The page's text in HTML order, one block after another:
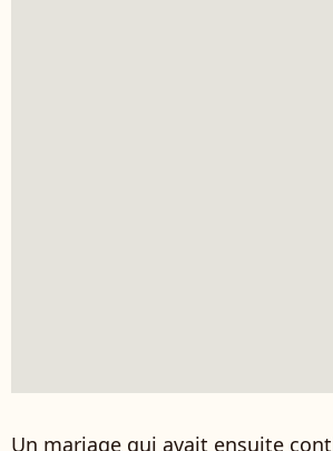
Un mariage qui avait ensuite